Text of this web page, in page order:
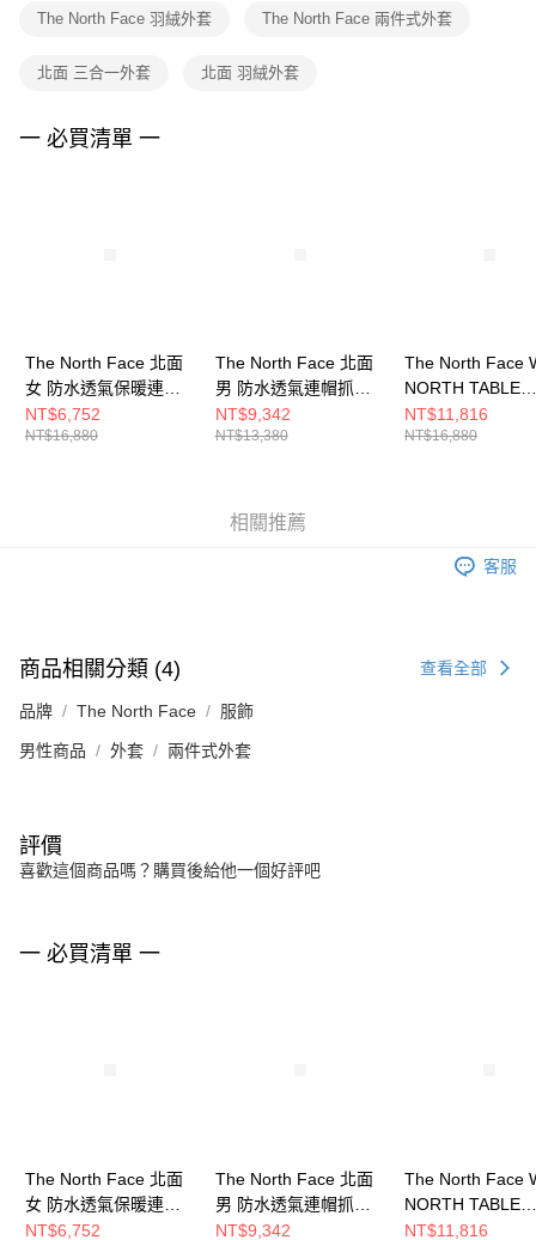
權轉讓予恩沛科技股份有限公司。
３．未成年的使用者請事先徵得法定代理人或監護人之同意方可使用
４．使用「AFTEE先享後付」時，將依據個別帳號之用戶狀況，依本公司即
The North Face 羽絨外套 The North Face 兩件式外套
北面 三合一外套 北面 羽絨外套
一 必買清單 一
The North Face 北面
女 防水透氣保暖連帽
羽絨內裡三合一外套
NF0A88RW7O1
NT$6,752
NT$16,880
The North Face 北面
男 防水透氣連帽抓絨
內裡三合一外套
NF0A89ZSJK3
NT$9,342
NT$13,380
The North Face
NORTH TABLE
DOWN
AP 女 兩件式外套
NT$11,816
NT$16,880
相關推薦
客服
商品相關分類 (4) 查看全部
品牌 The North Face 服飾
男性商品 外套 兩件式外套
評價
喜歡這個商品嗎？購買後給他一個好評吧
一 必買清單 一
The North Face 北面
女 防水透氣保暖連帽
羽絨內裡三合一外套
NT$6,752
The North Face 北面
男 防水透氣連帽抓絨
內裡三合一外套
NT$9,342
The North Face
NORTH TABLE
DOWN
NT$11,816